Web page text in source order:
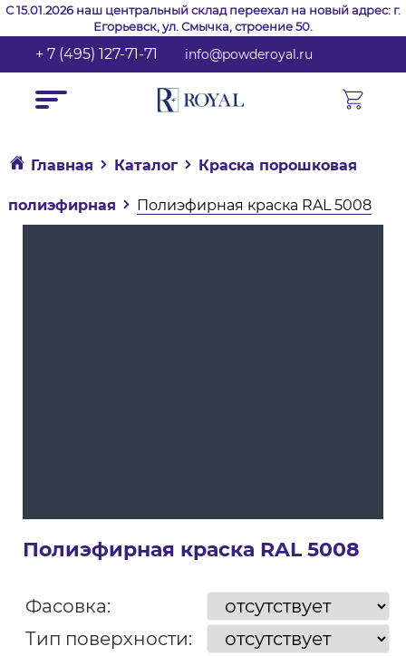
С 15.01.2026 наш центральный склад переехал на новый адрес: г.
Егорьевск, ул. Смычка, строение 50.
+ 7 (495) 127-71-71 info@powderoyal.ru
Главная Каталог Краска порошковая
полиэфирная Полиэфирная краска RAL 5008
Полиэфирная краска RAL 5008
Фасовка:
Тип поверхности: